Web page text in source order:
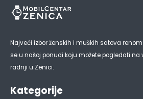
Najveći izbor ženskih i muških satova
se u našoj ponudi koju možete pogledati na
radnji u Zenici.
Kategorije